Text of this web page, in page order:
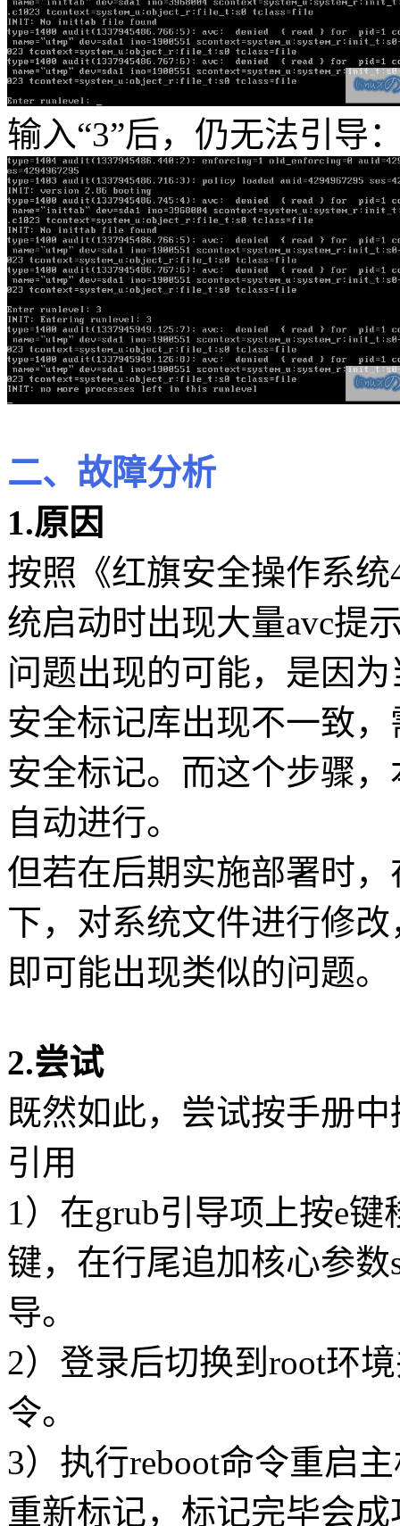
输入“3”后，仍无法引导
二、故障分析
1.原因
按照《红旗安全操作系
统启动时出现大量avc提
问题出现的可能，是因
安全标记库出现不一致
安全标记。而这个步骤
自动进行。
但若在后期实施部署时
下，对系统文件进行修
即可能出现类似的问题。
2.尝试
既然如此，尝试按手册
引用
1）在grub引导项上按e
键，在行尾追加核心参
导。
2）登录后切换到root环
令。
3）执行reboot命令重启
重新标记，标记完毕会